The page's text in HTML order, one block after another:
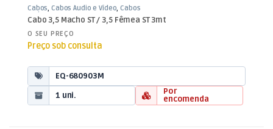
Cabos,Cabos Áudio e Vídeo,Cabos
Jack 3,5mm
Cabo 3,5 Macho ST / 3,5 Fêmea ST 3mt
O SEU PREÇO
Preço sob consulta
EQ-680903M
1 uni.
Por
encomenda